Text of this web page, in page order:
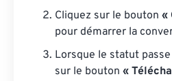
Cliquez sur le bouton «
pour démarrer la
Lorsque le statut
sur le bouton «